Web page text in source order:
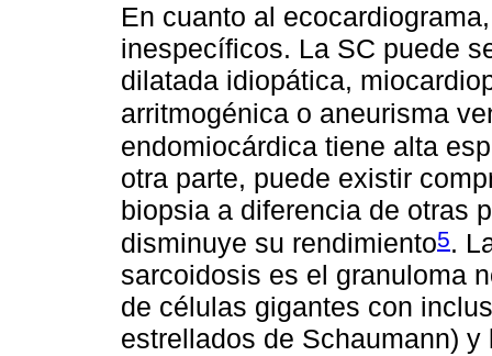
En cuanto al
inespecíficos. La SC puede
dilatada idiopática,
arritmogénica o aneurisma
endomiocárdica tiene alta
otra parte, puede existir
biopsia a diferencia de otras
disminuye su rendimiento5.
sarcoidosis es el granuloma
de células gigantes con
estrellados de Schaumann) y